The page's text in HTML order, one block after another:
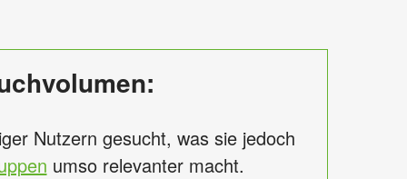
Nutzern gesucht, was sie jedoch
umso relevanter macht.